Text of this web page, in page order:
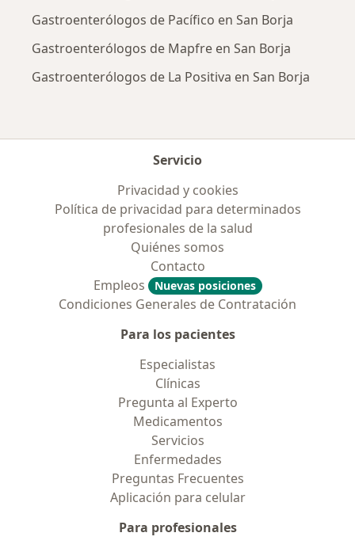
Gastroenterólogos de Pacífico en San Borja
Gastroenterólogos de Mapfre en San Borja
Gastroenterólogos de La Positiva en San Borja
Servicio
Privacidad y cookies
Política de privacidad para determinados
profesionales de la salud
Quiénes somos
Contacto
Empleos
Nuevas posiciones
Condiciones Generales de Contratación
Para los pacientes
Especialistas
Clínicas
Pregunta al Experto
Medicamentos
Servicios
Enfermedades
Preguntas Frecuentes
Aplicación para celular
Para profesionales